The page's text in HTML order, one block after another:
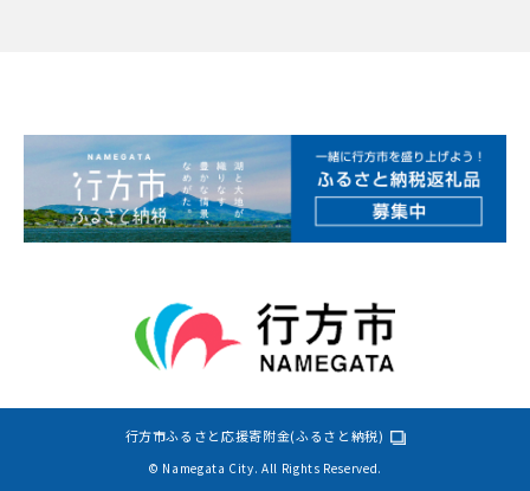
行方市ふるさと応援寄附金(ふるさと納税)
© Namegata City. All Rights Reserved.